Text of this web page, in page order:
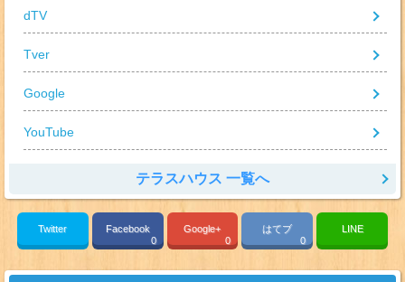
dTV
Tver
Google
YouTube
テラスハウス 一覧へ
Twitter
Facebook
0
Google+
0
はてブ
0
LINE